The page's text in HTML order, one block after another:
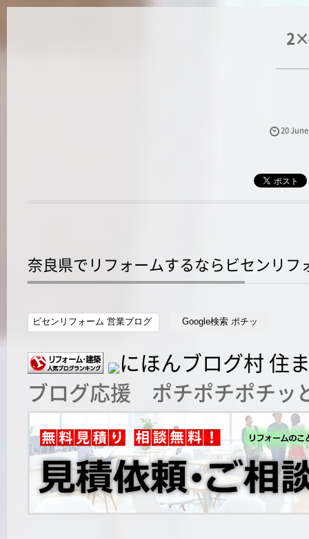
20June
奈良県でリフォームするならビセンリフ
ブログ応援 ポチポチポチ